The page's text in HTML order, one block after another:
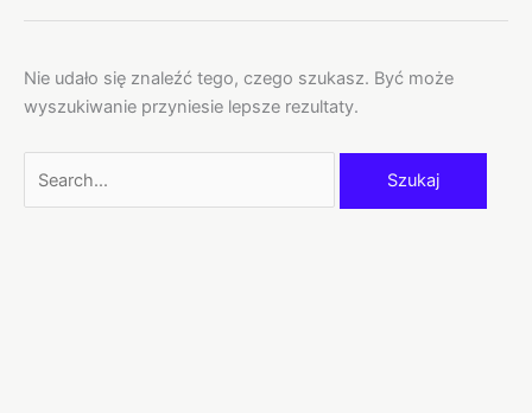
Nie udało się znaleźć tego, czego szukasz. Być może
wyszukiwanie przyniesie lepsze rezultaty.